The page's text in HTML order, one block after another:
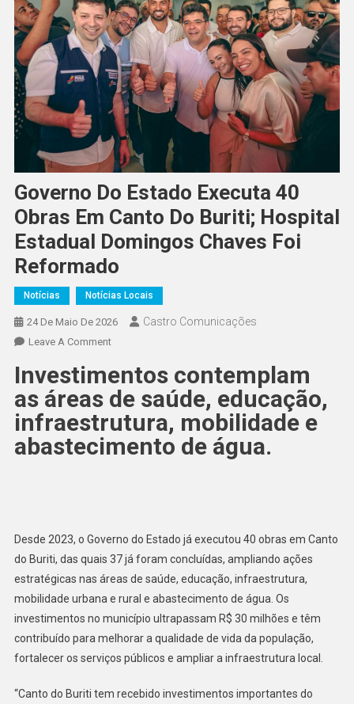
Governo Do Estado Executa 40
Obras Em Canto Do Buriti; Hospital
Estadual Domingos Chaves Foi
Reformado
Notícias Notícias Locais
24 De Maio De 2026 Castro Comunicações
Leave A Comment
Investimentos contemplam
as áreas de saúde, educação,
infraestrutura, mobilidade e
abastecimento de água.
Desde 2023, o Governo do Estado já executou 40 obras em Canto
do Buriti, das quais 37 já foram concluídas, ampliando ações
estratégicas nas áreas de saúde, educação, infraestrutura,
mobilidade urbana e rural e abastecimento de água. Os
investimentos no município ultrapassam R$ 30 milhões e têm
contribuído para melhorar a qualidade de vida da população,
fortalecer os serviços públicos e ampliar a infraestrutura local.
“Canto do Buriti tem recebido investimentos importantes do